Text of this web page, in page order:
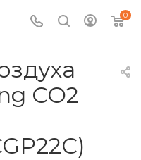
0
CO2